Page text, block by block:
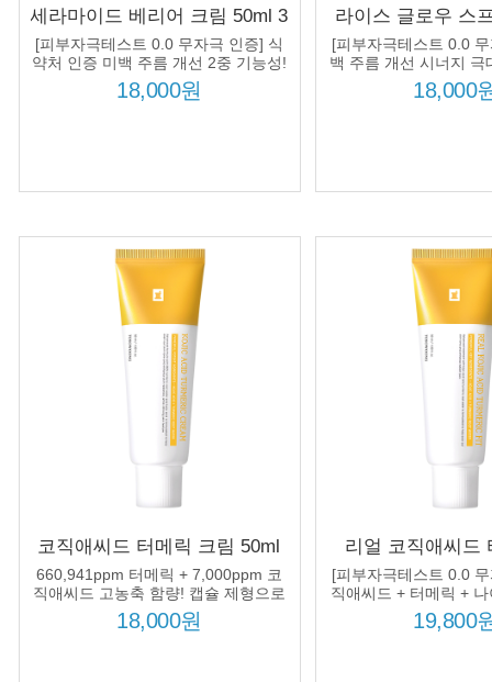
세라마이드 베리어 크림 50ml 3
종 세라마이드 컴플렉스 피부
장벽 강화 보습 미백 주름개선
[피부자극테스트 0.0 무자극 인증] 식
약처 인증 미백 주름 개선 2중 기능성!
18,000원
라이스 글로우 스
100ml 광채 부스
700146ppm
[피부자극테스트 0.0
백 주름 개선 시너지 극
신아마이드 + 비타민
+ 코직애씨드 추
18,000
코직애씨드 터메릭 크림 50ml
미백 집중 케어 고농축 유효 성
분 함유
660,941ppm 터메릭 + 7,000ppm 코
직애씨드 고농축 함량! 캡슐 제형으로
피부 깊숙이 흡수, 환하고 고른 피부
톤 완성!
18,000원
리얼 코직애씨드
50ml 미백 주름 개
어 크림
[피부자극테스트 0.0
직애씨드 + 터메릭 +
드 처방, 잡티 없는 환
19,800